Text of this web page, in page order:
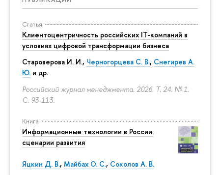
Статья
Клиентоцентричность российских IT-компаний в
условиях цифровой трансформации бизнеса
Староверова И. И., Черногорцева С. В., Снегирев А.
Ю. и др.
Российский журнал менеджмента. 2026. Т. 24. № 1.
С. 93-113.
Книга
Информационные технологии в России:
сценарии развития
Яцкин Д. В., Майбах О. С., Соколов А. В.